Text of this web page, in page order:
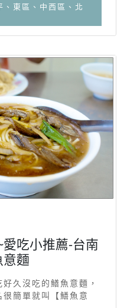
東區、中西區、北
吃小推薦-台南
麵
久沒吃的鱔魚意麵，
簡單就叫【鱔魚意